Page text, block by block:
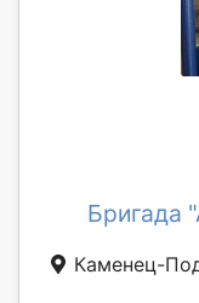
Бригада
Каменец-